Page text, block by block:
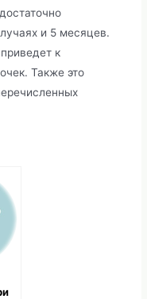
и 5 месяцев.
к
Также это